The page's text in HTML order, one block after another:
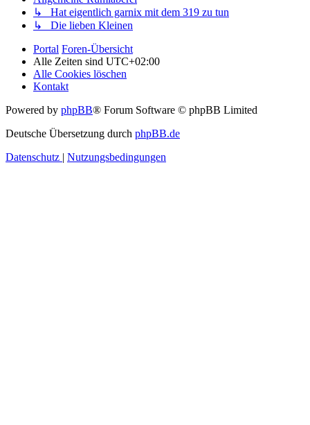
↳ Hat eigentlich garnix mit dem 319 zu tun
↳ Die lieben Kleinen
Portal Foren-Übersicht
Alle Zeiten sind UTC+02:00
Alle Cookies löschen
Kontakt
Powered by phpBB® Forum Software © phpBB Limited
Deutsche Übersetzung durch phpBB.de
Datenschutz | Nutzungsbedingungen